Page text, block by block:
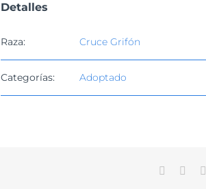
Detalles
Raza: Cruce Grifón
Categorías: Adoptado
Facebook